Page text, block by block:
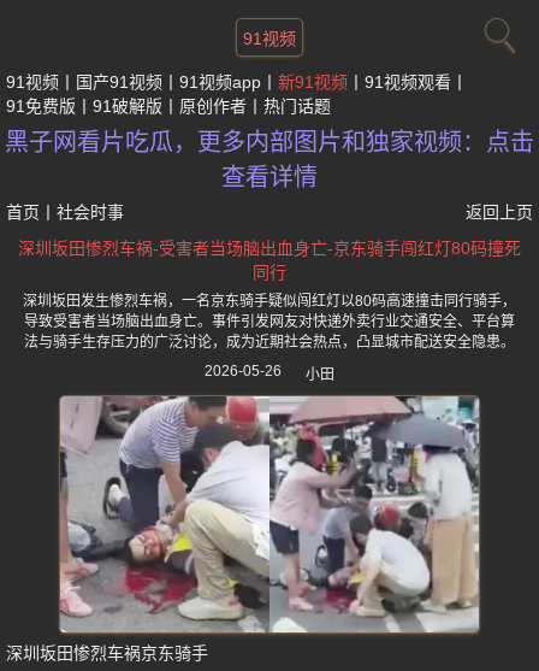
91视频
91视频 国产91视频 91视频app 新91视频
91视频观看
91免费版
91破解版 原创作者 热门话题
黑子网看片吃瓜，更多内部图片和独家视频：点击
查看详情
首页 社会时事
返回上页
深圳坂田惨烈车祸-受害者当场脑出血身亡-京东骑手闯红灯80码撞死
同行
深圳坂田发生惨烈车祸，一名京东骑手疑似闯红灯以80码高速撞击同行骑手，
导致受害者当场脑出血身亡。事件引发网友对快递外卖行业交通安全、平台算
法与骑手生存压力的广泛讨论，成为近期社会热点，凸显城市配送安全隐患。
2026-05-26
小田
深圳坂田惨烈车祸京东骑手